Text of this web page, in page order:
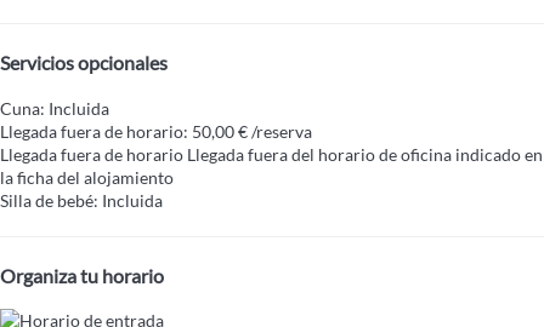
Servicios opcionales
Cuna: Incluida
Llegada fuera de horario: 50,00 € /reserva
Llegada fuera de horario Llegada fuera del horario de oficina indicado en
la ficha del alojamiento
Silla de bebé: Incluida
Organiza tu horario